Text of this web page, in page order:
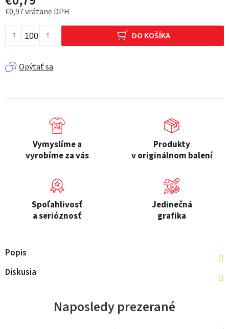
€0,97 vrátane DPH
DO KOŠÍKA
Opýtať sa
Vymyslíme a
vyrobíme za vás
Produkty
v originálnom balení
Spoľahlivosť
a serióznosť
Jedinečná
grafika
Popis
Diskusia
Naposledy prezerané